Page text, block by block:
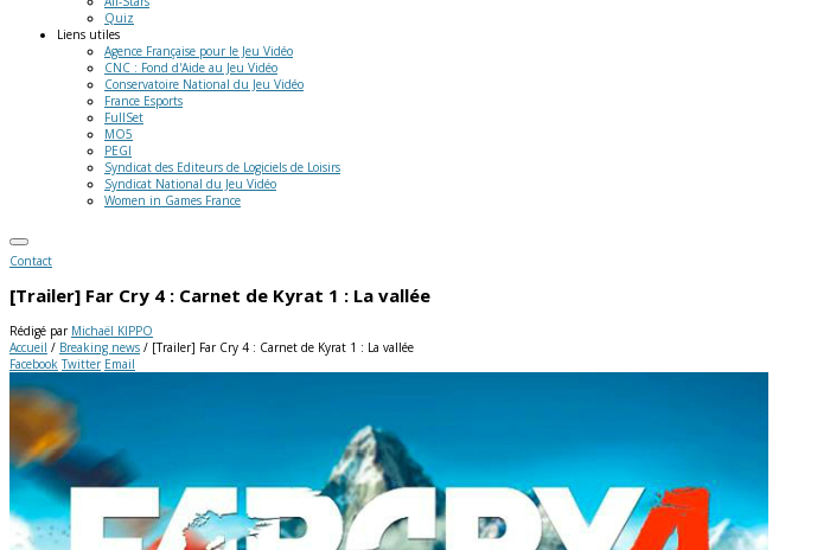
Quiz
Liens utiles
Agence Française pour le Jeu Vidéo
CNC : Fond d'Aide au Jeu Vidéo
Conservatoire National du Jeu Vidéo
France Esports
FullSet
MO5
PEGI
Syndicat des Editeurs de Logiciels de Loisirs
Syndicat National du Jeu Vidéo
Women in Games France
Contact
[Trailer] Far Cry 4 : Carnet de Kyrat 1 : La vallée
Rédigé par Michaël KIPPO
Accueil / Breaking news / [Trailer] Far Cry 4 : Carnet de Kyrat 1 : La vallée
Facebook Twitter Email